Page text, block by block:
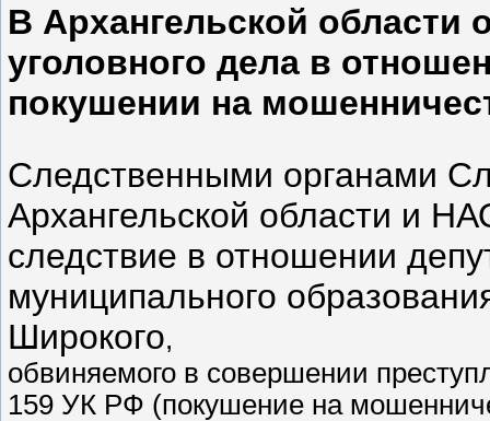
В Архангельской области
уголовного дела в
покушении на
Следственными органами
Архангельской области и
следствие в отношении
муниципального
Широкого,
обвиняемого в совершении
159 УК РФ (покушение на